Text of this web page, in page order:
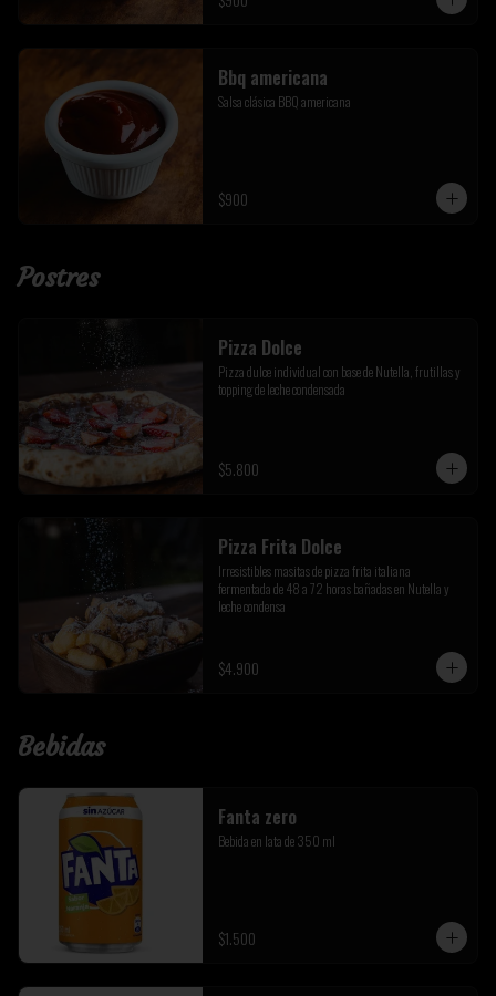
Bbq americana
Salsa clásica BBQ americana
$900
Postres
Pizza Dolce
Pizza dulce individual con base de Nutella, frutillas y
topping de leche condensada
$5.800
Pizza Frita Dolce
Irresistibles masitas de pizza frita italiana
fermentada de 48 a 72 horas bañadas en Nutella y
leche condensa
$4.900
Bebidas
Fanta zero
Bebida en lata de 350 ml
$1.500